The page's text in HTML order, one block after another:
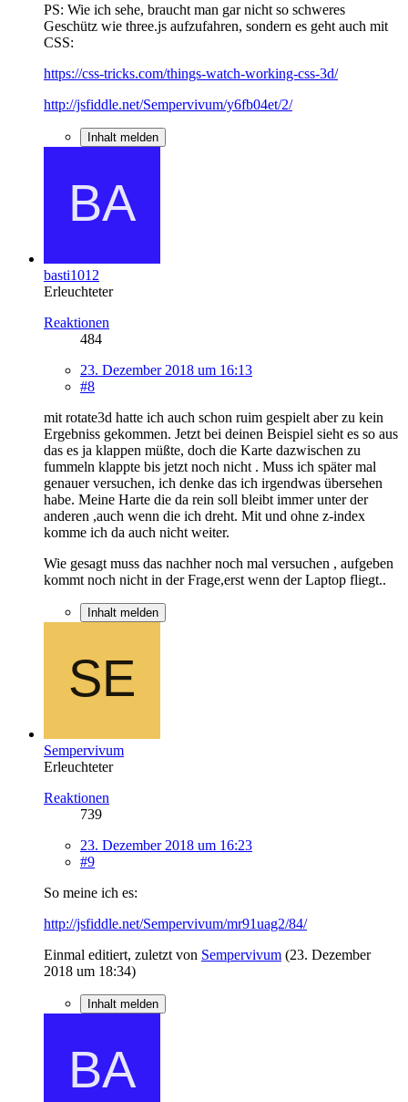
PS: Wie ich sehe, braucht man gar nicht so schweres
Geschütz wie three.js aufzufahren, sondern es geht auch mit
CSS:
https://css-tricks.com/things-watch-working-css-3d/
http://jsfiddle.net/Sempervivum/y6fb04et/2/
Inhalt melden
basti1012
Erleuchteter
Reaktionen
484
23. Dezember 2018 um 16:13
#8
mit rotate3d hatte ich auch schon ruim gespielt aber zu kein
Ergebniss gekommen. Jetzt bei deinen Beispiel sieht es so aus
das es ja klappen müßte, doch die Karte dazwischen zu
fummeln klappte bis jetzt noch nicht . Muss ich später mal
genauer versuchen, ich denke das ich irgendwas übersehen
habe. Meine Harte die da rein soll bleibt immer unter der
anderen ,auch wenn die ich dreht. Mit und ohne z-index
komme ich da auch nicht weiter.
Wie gesagt muss das nachher noch mal versuchen , aufgeben
kommt noch nicht in der Frage,erst wenn der Laptop fliegt..
Inhalt melden
Sempervivum
Erleuchteter
Reaktionen
739
23. Dezember 2018 um 16:23
#9
So meine ich es:
http://jsfiddle.net/Sempervivum/mr91uag2/84/
Einmal editiert, zuletzt von Sempervivum (23. Dezember
2018 um 18:34)
Inhalt melden